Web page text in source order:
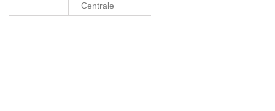
Centrale